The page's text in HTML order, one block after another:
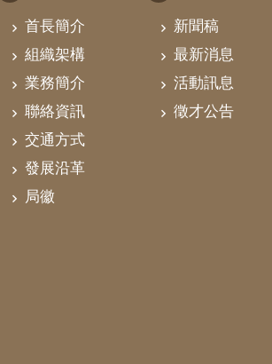
首長簡介
組織架構
業務簡介
聯絡資訊
交通方式
發展沿革
局徽
新聞稿
最新消息
活動訊息
徵才公告